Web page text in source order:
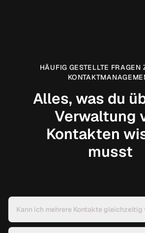
HÄUFIG GESTELLTE FRAGEN
Alles, was du
Verwaltung
Kontakten
musst
Kann ich mehrere Kontakte